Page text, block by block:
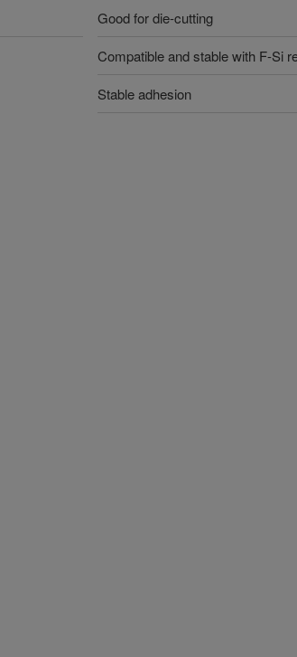
Good for die-cutting
Compatible and stable with F-Si
Stable adhesion